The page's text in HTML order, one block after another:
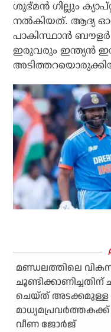
ശുഭ്മന്‍ ഗില്ലും
നല്‍കിയത്. ആദ്യ
പാകിസ്ഥാന്‍
ഇരുവരും ഇന്ത്യന്‍
മണ്ഡലത്തിലെ
ചെയ്ത് അടക്കമുള്ള
വീണ ജോര്‍ജ്